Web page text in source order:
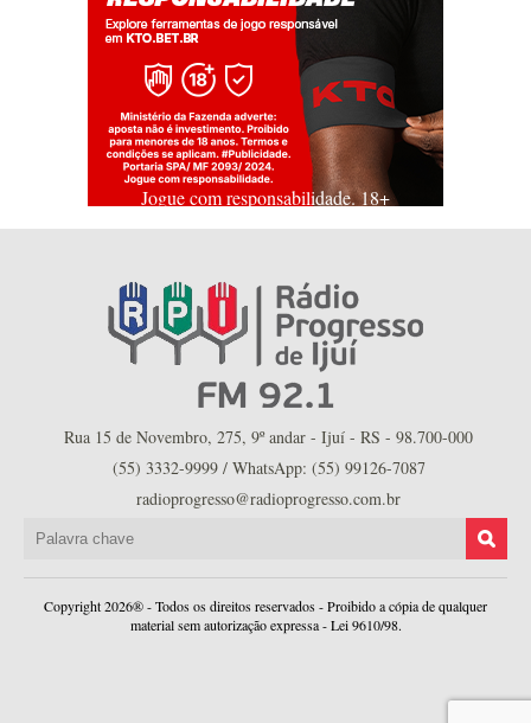
Jogue com responsabilidade. 18+
Rua 15 de Novembro, 275, 9º andar - Ijuí - RS - 98.700-000
(55) 3332-9999 / WhatsApp: (55) 99126-7087
radioprogresso@radioprogresso.com.br
Copyright 2026® - Todos os direitos reservados - Proibido a cópia de qualquer
material sem autorização expressa - Lei 9610/98.